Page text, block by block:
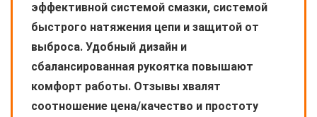
эффективной системой смазки, системой
быстрого натяжения цепи и защитой от
выброса. Удобный дизайн и
сбалансированная рукоятка повышают
комфорт работы. Отзывы хвалят
соотношение цена/качество и простоту